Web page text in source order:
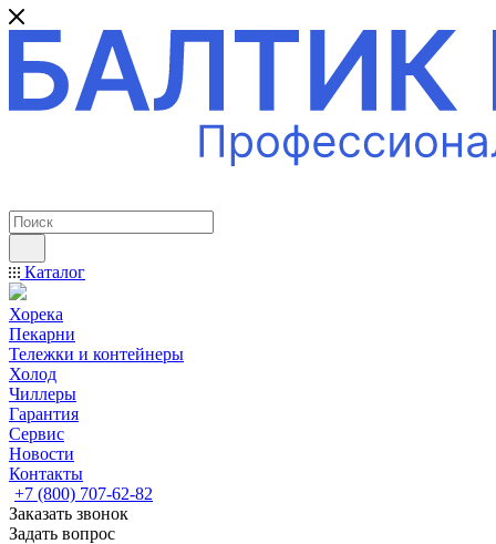
Каталог
Хорека
Пекарни
Тележки и контейнеры
Холод
Чиллеры
Гарантия
Сервис
Новости
Контакты
+7 (800) 707-62-82
Заказать звонок
Задать вопрос